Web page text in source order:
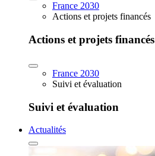
France 2030
Actions et projets financés
Actions et projets financés
France 2030
Suivi et évaluation
Suivi et évaluation
Actualités